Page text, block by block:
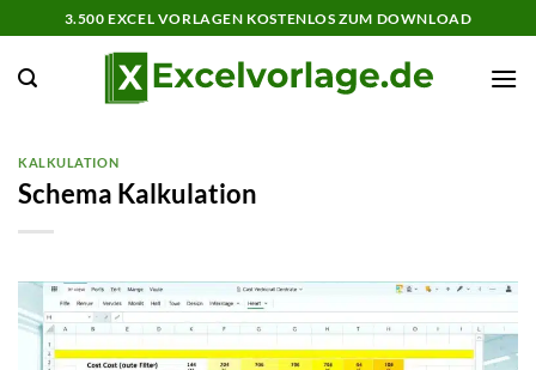
Inhalt
springen
3.500 EXCEL VORLAGEN KOSTENLOS ZUM DOWNLOAD
KALKULATION
Schema Kalkulation